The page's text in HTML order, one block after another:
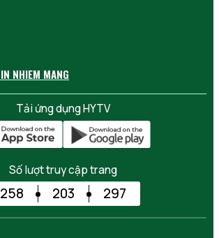
Tải ứng dụng HYTV
Số lượt truy cập trang
258 203 297